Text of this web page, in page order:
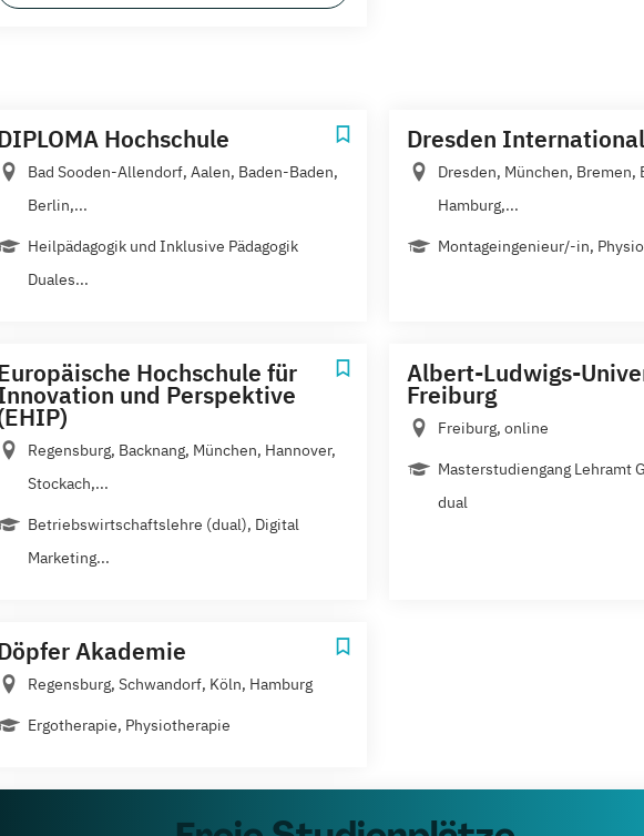
Hochschule
Bad Sooden-Allendorf, Aalen, Baden-Baden,
Berlin,...
Heil­pädagogik und Inklusive Pädagogik
Duales...
Dresden
Dresden, München, Bremen,
Hamburg,...
Montageingenieur/-in,
Hochschule für
und Perspektive
Regensburg, Backnang, München, Hannover,
Stockach,...
Betriebswirtschaftslehre (dual), Digital
Marketing...
Albert-Ludwigs-
Freiburg
Freiburg, online
Masterstudiengang Lehramt
dual
Akademie
Regensburg, Schwandorf, Köln, Hamburg
Ergotherapie, Physiotherapie